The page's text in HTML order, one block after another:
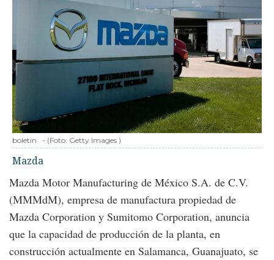
boletin - (Foto: Getty Images )
Mazda
Mazda Motor Manufacturing de México S.A. de C.V.
(MMMdM), empresa de manufactura propiedad de
Mazda Corporation y Sumitomo Corporation, anuncia
que la capacidad de producción de la planta, en
construcción actualmente en Salamanca, Guanajuato, se